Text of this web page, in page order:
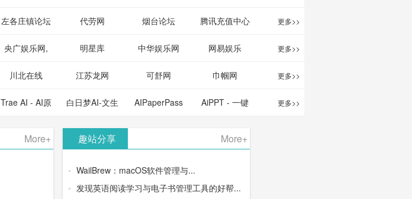
左各庄镇论坛 代劳网 烟台论坛 腾讯充值中心 更多>>
央广娱乐网, 明星库 中华娱乐网 网易娱乐 更多>>
川北在线 江苏龙网 可舒网 巾帼网 更多>>
Trae AI - AI原 白日梦AI-文生
视频类AIGC
AIPaperPass
千字大纲
AiPPT - 一键 更多>>
More+ 趣站分享 More+
WailBrew：macOS软件管理与...
发现英语阅读学习与电子书管理工具的好帮...